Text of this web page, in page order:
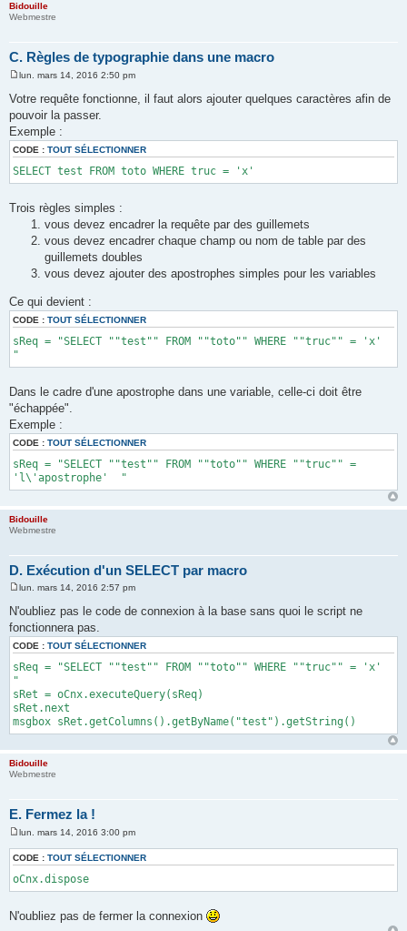
Bidouille
Webmestre
C. Règles de typographie dans une macro
e
s
s
g
e
lun. mars 14, 2016 2:50 pm
Votre requête fonctionne, il faut alors ajouter quelques caractères afin de
pouvoir la passer.
Exemple :
CODE : TOUT SÉLECTIONNER
SELECT test FROM toto WHERE truc = 'x'
Trois règles simples :
vous devez encadrer la requête par des guillemets
vous devez encadrer chaque champ ou nom de table par des
guillemets doubles
vous devez ajouter des apostrophes simples pour les variables
Ce qui devient :
CODE : TOUT SÉLECTIONNER
sReq = "SELECT ""test"" FROM ""toto"" WHERE ""truc"" = 'x'
"
Dans le cadre d'une apostrophe dans une variable, celle-ci doit être
"échappée".
Exemple :
CODE : TOUT SÉLECTIONNER
sReq = "SELECT ""test"" FROM ""toto"" WHERE ""truc"" =
'l\'apostrophe' "
Bidouille
Webmestre
D. Exécution d'un SELECT par macro
s
s
a
g
e
lun. mars 14, 2016 2:57 pm
N'oubliez pas le code de connexion à la base sans quoi le script ne
fonctionnera pas.
CODE : TOUT SÉLECTIONNER
sReq = "SELECT ""test"" FROM ""toto"" WHERE ""truc"" = 'x'
"
sRet = oCnx.executeQuery(sReq)
sRet.next
msgbox sRet.getColumns().getByName("test").getString()
Bidouille
Webmestre
E. Fermez la !
e
s
s
a
g
lun. mars 14, 2016 3:00 pm
CODE : TOUT SÉLECTIONNER
oCnx.dispose
N'oubliez pas de fermer la connexion